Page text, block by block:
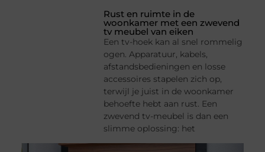
Rust en ruimte in de
woonkamer met een zwevend
tv meubel van eiken
Een tv-hoek kan al snel rommelig
ogen. Apparatuur, kabels,
afstandsbedieningen en losse
accessoires stapelen zich op,
terwijl je juist in de woonkamer
behoefte hebt aan rust. Een
zwevend tv-meubel is dan een
slimme oplossing: het